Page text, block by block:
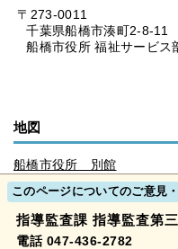
〒273-0011
千葉県船橋市湊町2-8-11
船橋市役所 福祉サービス
地図
船橋市役所 別館
このページについてのご意見
指導監査課 指導監査第
電話 047-436-2782